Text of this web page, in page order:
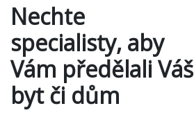
Nechte
specialisty, aby
Vám předělali Váš
byt či dům